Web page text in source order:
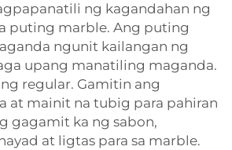
ng kagandahan ng
puting marble. Ang puting
ngunit kailangan ng
upang manatiling maganda.
regular. Gamitin ang
at mainit na tubig para pahiran
gagamit ka ng sabon,
at ligtas para sa marble.